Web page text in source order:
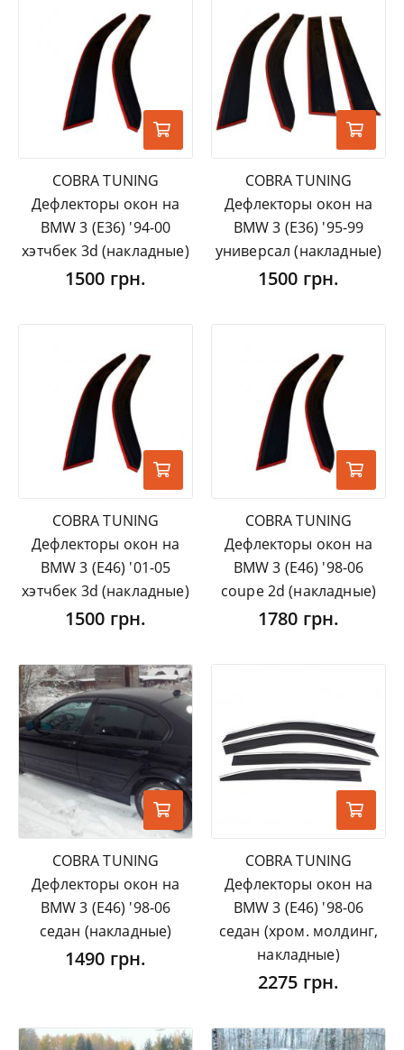
COBRA TUNING
Дефлекторы окон на
BMW 3 (E36) '94-00
хэтчбек 3d (накладные)
1500 грн.
COBRA TUNING
Дефлекторы окон на
BMW 3 (E36) '95-99
универсал (накладные)
1500 грн.
COBRA TUNING
Дефлекторы окон на
BMW 3 (E46) '01-05
хэтчбек 3d (накладные)
1500 грн.
COBRA TUNING
Дефлекторы окон на
BMW 3 (E46) '98-06
coupe 2d (накладные)
1780 грн.
COBRA TUNING
Дефлекторы окон на
BMW 3 (E46) '98-06
седан (накладные)
1490 грн.
COBRA TUNING
Дефлекторы окон на
BMW 3 (E46) '98-06
седан (хром. молдинг,
накладные)
2275 грн.